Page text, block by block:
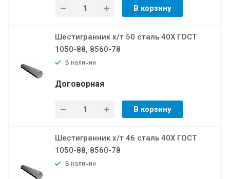
В корзину
Шестигранник х/т 50 сталь 40Х ГОСТ
1050-88, 8560-78
В наличии
Договорная
В корзину
Шестигранник х/т 46 сталь 40Х ГОСТ
1050-88, 8560-78
В наличии